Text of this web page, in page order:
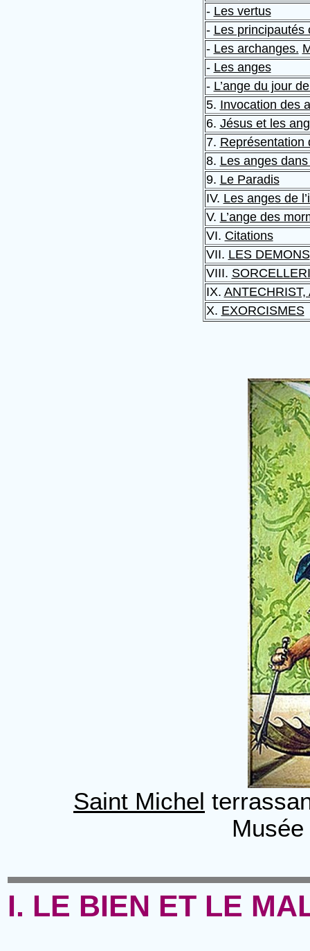
- Les vertus
- Les principautés
- Les archanges.
- Les anges
- L’ange du jour
5. Invocation des
6. Jésus et les
7. Représentation
8. Les anges
9. Le Paradis
IV. Les anges de
V. L’ange des
VI. Citations
VII. LES DEMONS
VIII.
IX.
X. EXORCISMES
Saint Michel
I. LE BIEN ET LE